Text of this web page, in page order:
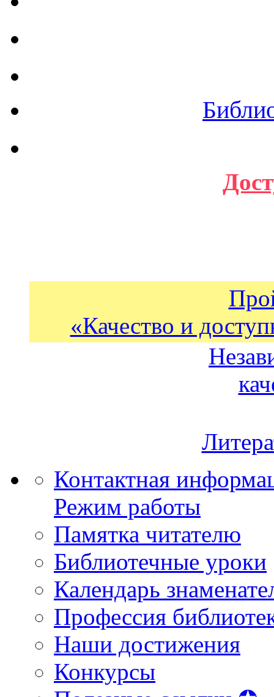
«Качество и
Контактная
Режим работы
Памятка читателю
Библиотечные уроки
Календарь
Профессия
Наши достижения
Конкурсы